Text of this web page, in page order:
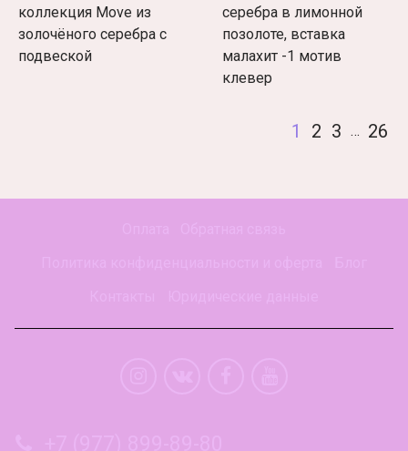
коллекция Move из
золочёного серебра с
подвеской
серебра в лимонной
позолоте, вставка
малахит -1 мотив
клевер
1 2 3 … 26